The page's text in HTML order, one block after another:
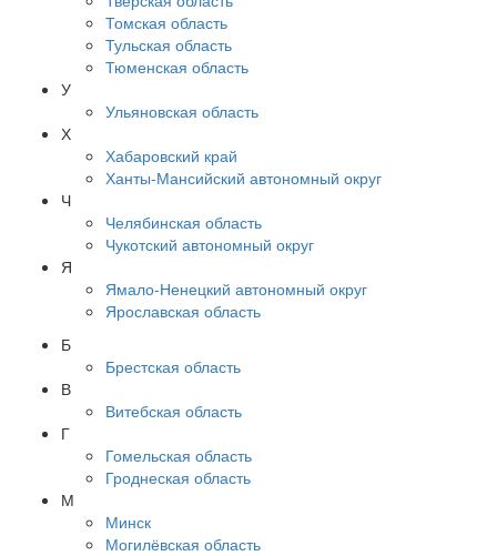
Томская область
Тульская область
Тюменская область
У
Ульяновская область
Х
Хабаровский край
Ханты-Мансийский автономный округ
Ч
Челябинская область
Чукотский автономный округ
Я
Ямало-Ненецкий автономный округ
Ярославская область
Б
Брестская область
В
Витебская область
Г
Гомельская область
Гроднеская область
М
Минск
Могилёвская область